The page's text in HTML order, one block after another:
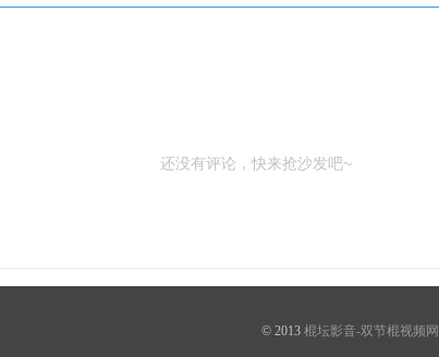
还没有评论，快来抢沙发吧~
© 2013 棍坛影音-双节棍视频网